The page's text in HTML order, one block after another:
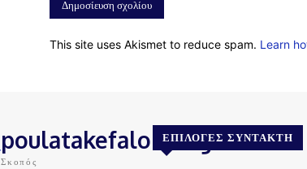
This site uses Akismet to reduce spam. Learn
poulatakefalonias.gr
Σκοπός
ΕΠΙΛΟΓΈΣ ΣΥΝΤΆΚΤΗ